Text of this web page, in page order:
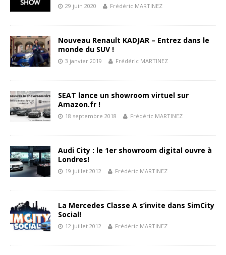
29 juin 2020 Frédéric MARTINEZ
Nouveau Renault KADJAR – Entrez dans le
monde du SUV !
3 janvier 2019 Frédéric MARTINEZ
SEAT lance un showroom virtuel sur
Amazon.fr !
18 septembre 2018 Frédéric MARTINEZ
Audi City : le 1er showroom digital ouvre à
Londres!
19 juillet 2012 Frédéric MARTINEZ
La Mercedes Classe A s’invite dans SimCity
Social!
12 juillet 2012 Frédéric MARTINEZ